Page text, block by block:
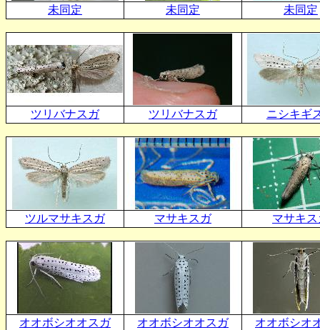
未同定 未同定 未同定
ツリバナスガ ツリバナスガ ニシキギ
ツルマサキスガ マサキスガ マサキス
オオボシオオスガ オオボシオオスガ オオボシオ